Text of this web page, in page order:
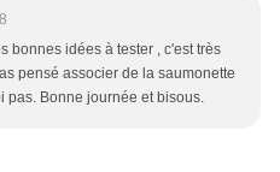
bonnes idées à tester , c'est très
pensé associer de la saumonette
pas. Bonne journée et bisous.